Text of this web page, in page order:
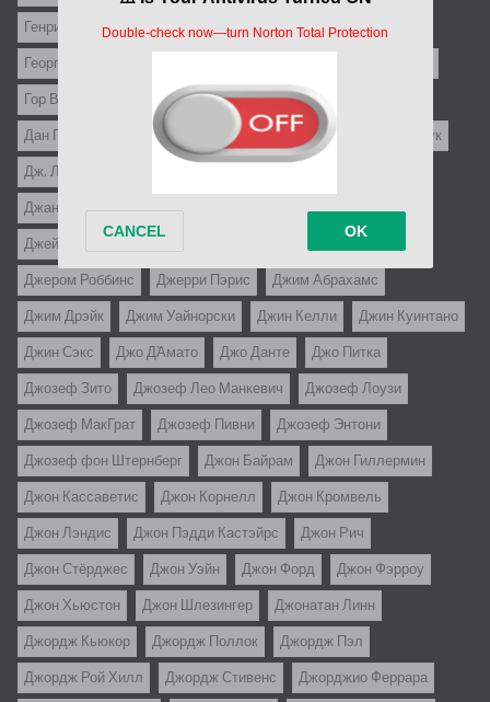
Генри Костер Георгий Данелия
Георгий Юнгвальд-Хилькевич
Гор Вербински Гуидо Бриньоне Гэбриел Паскаль
Дан Пица Дени Амар Дени де Ла Пательер Детлеф Бук
Дж. Ли Томпсон
Джанфранко Мингоцци
Джеймс Гэйл
Джером Роббинс Джерри Пэрис Джим Абрахамс
Джим Дрэйк Джим Уайнорски Джин Келли Джин Куинтано
Джин Сэкс Джо Д`Амато Джо Данте Джо Питка
Джозеф Зито Джозеф Лео Манкевич Джозеф Лоузи
Джозеф МакГрат Джозеф Пивни Джозеф Энтони
Джозеф фон Штернберг Джон Байрам Джон Гиллермин
Джон Кассаветис Джон Корнелл Джон Кромвель
Джон Лэндис Джон Пэдди Кастэйрс Джон Рич
Джон Стёрджес Джон Уэйн Джон Форд Джон Фэрроу
Джон Хьюстон Джон Шлезингер Джонатан Линн
Джордж Кьюкор Джордж Поллок Джордж Пэл
Джордж Рой Хилл Джордж Стивенс Джорджио Феррара